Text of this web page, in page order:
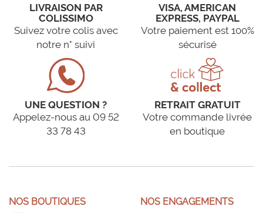
LIVRAISON PAR
COLISSIMO
Suivez votre colis avec
notre n° suivi
VISA, AMERICAN
EXPRESS, PAYPAL
Votre paiement est 100%
sécurisé
UNE QUESTION ?
Appelez-nous au 09 52
33 78 43
RETRAIT GRATUIT
Votre commande livrée
en boutique
NOS BOUTIQUES NOS ENGAGEMENTS